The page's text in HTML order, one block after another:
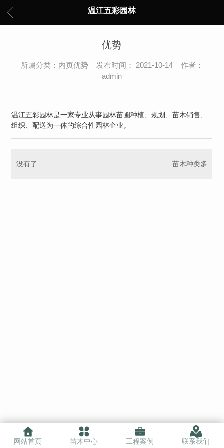
温江五彩园林
优势
所属分类：内页优势 发布时间： 2021-10-14 作者：
admin
温江五彩园林是一家专业从事园林苗圃种植、规划、苗木销售、
组织、配送为一体的综合性园林企业。
没有了 苗木种类多
网站首页 苗木中心 工程案例 联系我们